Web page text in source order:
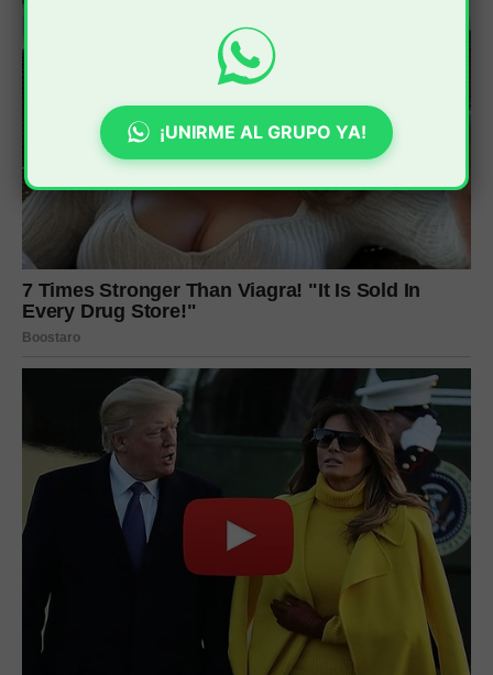
¡UNIRME AL GRUPO YA!